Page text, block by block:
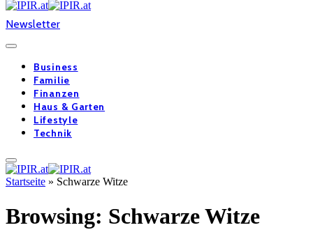
Newsletter
Business
Familie
Finanzen
Haus & Garten
Lifestyle
Technik
Startseite » Schwarze Witze
Browsing: Schwarze Witze